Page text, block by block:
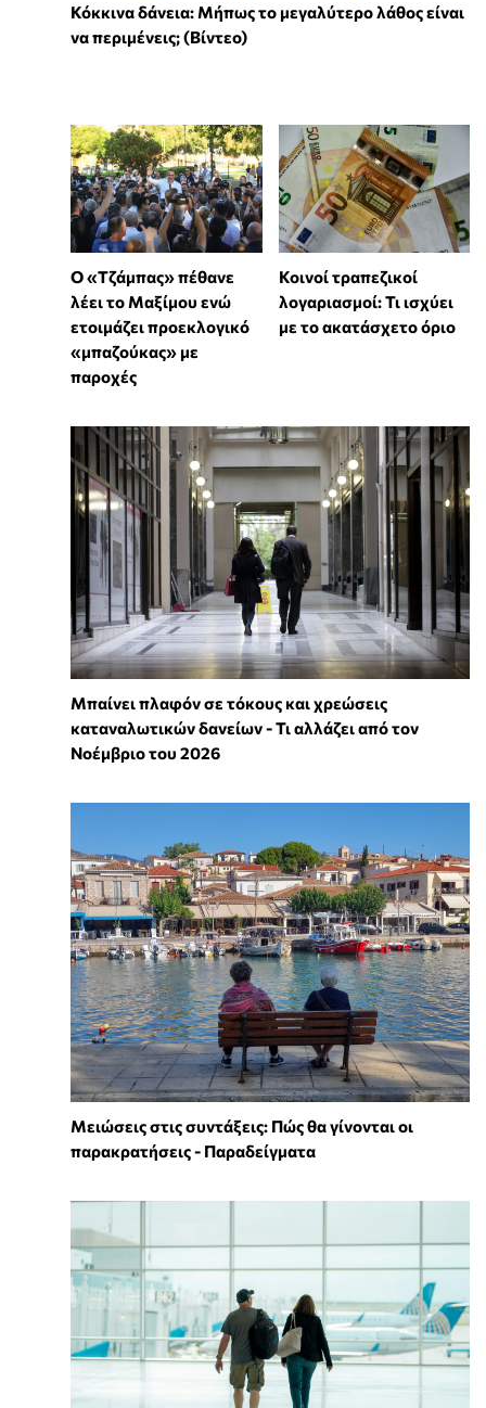
Κόκκινα δάνεια: Μήπως το μεγαλύτερο λάθος είναι
να περιμένεις; (Βίντεο)
Ο «Τζάμπας» πέθανε
λέει το Μαξίμου ενώ
ετοιμάζει προεκλογικό
«μπαζούκας» με
παροχές
Κοινοί τραπεζικοί
λογαριασμοί: Τι ισχύει
με το ακατάσχετο όριο
Μπαίνει πλαφόν σε τόκους και χρεώσεις
καταναλωτικών δανείων - Τι αλλάζει από τον
Νοέμβριο του 2026
Μειώσεις στις συντάξεις: Πώς θα γίνονται οι
παρακρατήσεις - Παραδείγματα